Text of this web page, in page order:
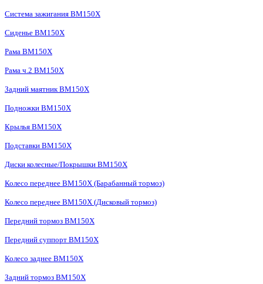
Система зажигания BM150X
Сиденье BM150X
Рама BM150X
Рама ч.2 BM150X
Задний маятник BM150X
Подножки BM150X
Крылья BM150X
Подставки BM150X
Диски колесные/Покрышки BM150X
Колесо переднее BM150X (Барабанный тормоз)
Колесо переднее BM150X (Дисковый тормоз)
Передний тормоз BM150X
Передний суппорт BM150X
Колесо заднее BM150X
Задний тормоз BM150X